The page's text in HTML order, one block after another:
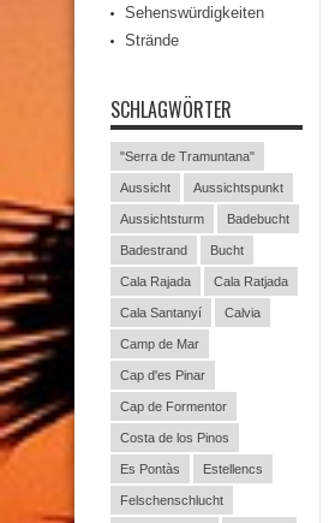
Sehenswürdigkeiten
Strände
SCHLAGWÖRTER
"Serra de Tramuntana"
Aussicht Aussichtspunkt
Aussichtsturm Badebucht
Badestrand Bucht
Cala Rajada Cala Ratjada
Cala Santanyí Calvia
Camp de Mar
Cap d'es Pinar
Cap de Formentor
Costa de los Pinos
Es Pontàs Estellencs
Felschenschlucht